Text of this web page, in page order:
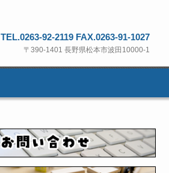
TEL.0263-92-2119 FAX.0263-91-1027
〒390-1401 長野県松本市波田10000-1